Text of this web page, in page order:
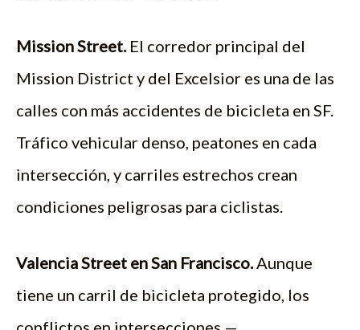
Mission Street. El corredor principal del
Mission District y del Excelsior es una de las
calles con más accidentes de bicicleta en SF.
Tráfico vehicular denso, peatones en cada
intersección, y carriles estrechos crean
condiciones peligrosas para ciclistas.
Valencia Street en San Francisco. Aunque
tiene un carril de bicicleta protegido, los